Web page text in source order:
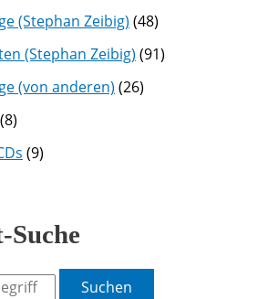
(Stephan Zeibig) (48)
(Stephan Zeibig) (91)
(von anderen) (26)
(8)
(9)
Suche
Suchen